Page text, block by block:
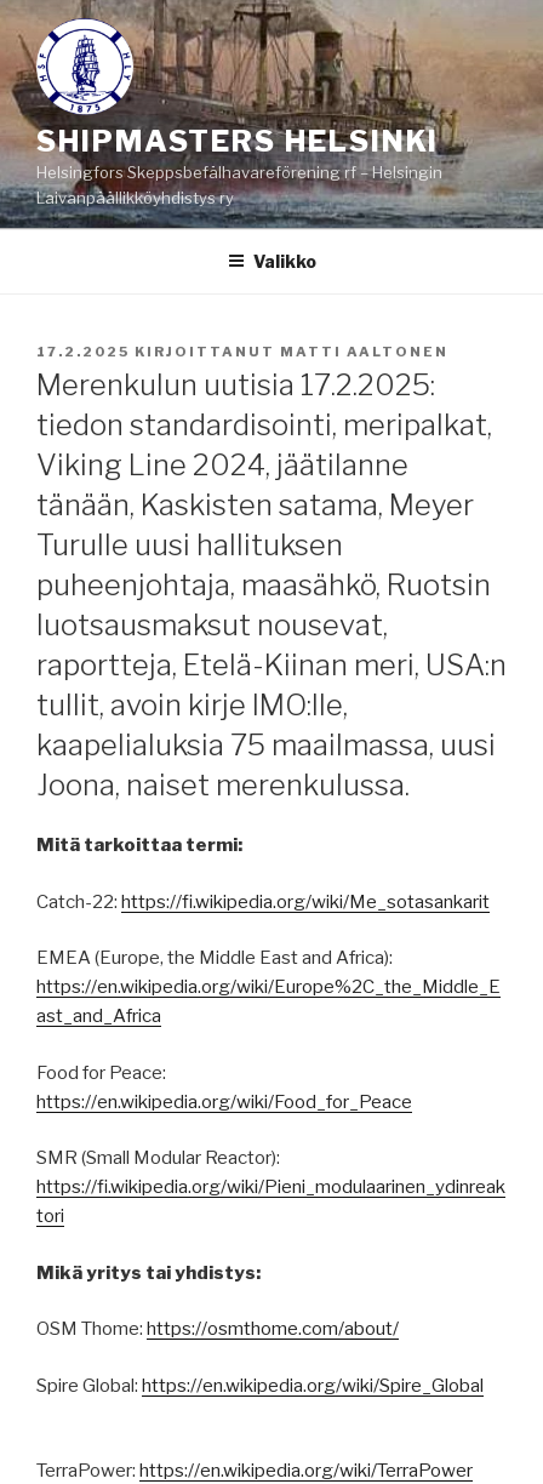
Siirry
sisältöön
SHIPMASTERS HELSINKI
Helsingfors Skeppsbefälhavareförening rf – Helsingin
Laivanpäällikköyhdistys ry
Valikko
JULKAISTU
17.2.2025 KIRJOITTANUT MATTI AALTONEN
Merenkulun uutisia 17.2.2025:
tiedon standardisointi, meripalkat,
Viking Line 2024, jäätilanne
tänään, Kaskisten satama, Meyer
Turulle uusi hallituksen
puheenjohtaja, maasähkö, Ruotsin
luotsausmaksut nousevat,
raportteja, Etelä-Kiinan meri, USA:n
tullit, avoin kirje IMO:lle,
kaapelialuksia 75 maailmassa, uusi
Joona, naiset merenkulussa.
Mitä tarkoittaa termi:
Catch-22: https://fi.wikipedia.org/wiki/Me_sotasankarit
EMEA (Europe, the Middle East and Africa):
https://en.wikipedia.org/wiki/Europe%2C_the_Middle_E
ast_and_Africa
Food for Peace:
https://en.wikipedia.org/wiki/Food_for_Peace
SMR (Small Modular Reactor):
https://fi.wikipedia.org/wiki/Pieni_modulaarinen_ydinreak
tori
Mikä yritys tai yhdistys:
OSM Thome: https://osmthome.com/about/
Spire Global: https://en.wikipedia.org/wiki/Spire_Global
TerraPower: https://en.wikipedia.org/wiki/TerraPower